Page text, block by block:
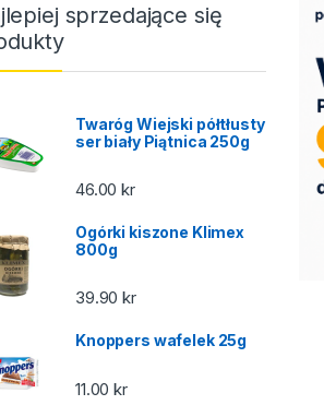
sprzedające się
Twaróg Wiejski półtłusty
ser biały Piątnica 250g
46.00kr
Ogórki kiszone Klimex
800g
39.90kr
Knoppers wafelek 25g
11.00kr